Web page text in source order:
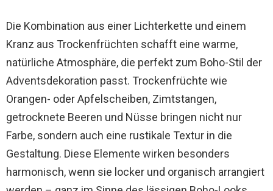
Die Kombination aus einer Lichterkette und einem
Kranz aus Trockenfrüchten schafft eine warme,
natürliche Atmosphäre, die perfekt zum Boho-Stil der
Adventsdekoration passt. Trockenfrüchte wie
Orangen- oder Apfelscheiben, Zimtstangen,
getrocknete Beeren und Nüsse bringen nicht nur
Farbe, sondern auch eine rustikale Textur in die
Gestaltung. Diese Elemente wirken besonders
harmonisch, wenn sie locker und organisch arrangiert